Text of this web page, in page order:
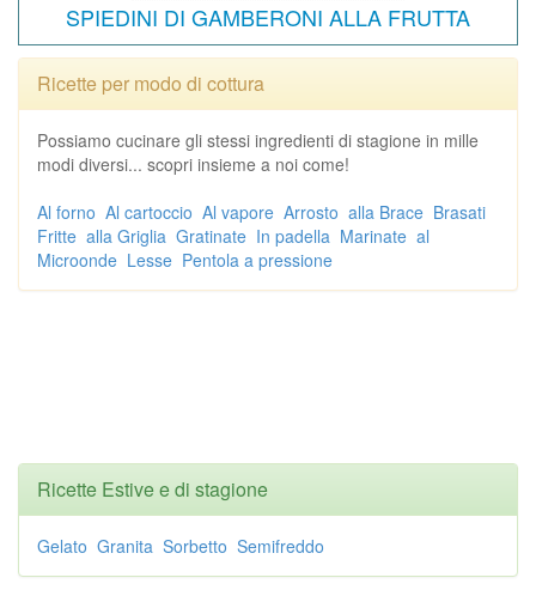
SPIEDINI DI GAMBERONI ALLA FRUTTA
Ricette per modo di cottura
Possiamo cucinare gli stessi ingredienti di stagione in mille
modi diversi... scopri insieme a noi come!
Al forno Al cartoccio Al vapore Arrosto alla Brace Brasati
Fritte alla Griglia Gratinate In padella Marinate al
Microonde Lesse Pentola a pressione
Ricette Estive e di stagione
Gelato Granita Sorbetto Semifreddo